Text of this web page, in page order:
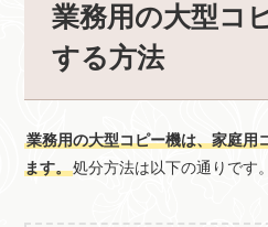
業務用の大型コ
する方法
業務用の大型コピー機は、家庭用
ます。処分方法は以下の通りです。